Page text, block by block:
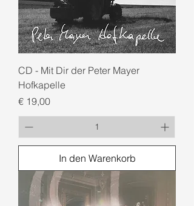
CD - Mit Dir der Peter Mayer
Hofkapelle
Preis
€ 19,00
In den Warenkorb